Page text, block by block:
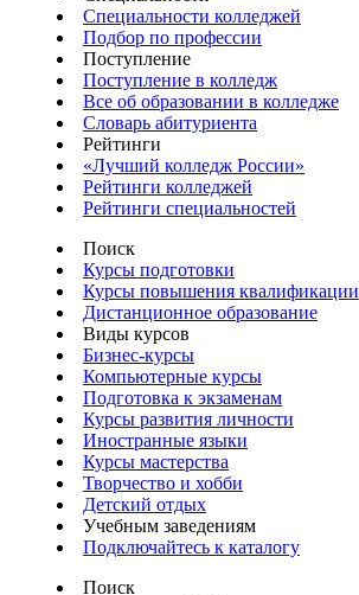
Специальности колледжей
Подбор по профессии
Поступление
Поступление в колледж
Все об образовании в колледже
Словарь абитуриента
Рейтинги
«Лучший колледж России»
Рейтинги колледжей
Рейтинги специальностей
Поиск
Курсы подготовки
Курсы повышения квалификации
Дистанционное образование
Виды курсов
Бизнес-курсы
Компьютерные курсы
Подготовка к экзаменам
Курсы развития личности
Иностранные языки
Курсы мастерства
Творчество и хобби
Детский отдых
Учебным заведениям
Подключайтесь к каталогу
Поиск